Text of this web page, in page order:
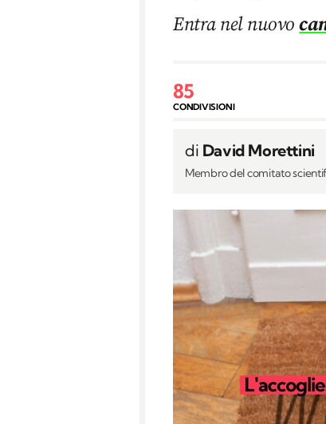
Entra nel nuovo
85
CONDIVISIONI
di David Morettini
Membro del comitato